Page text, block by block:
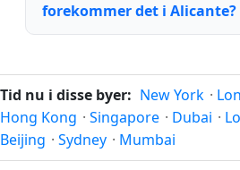
forekommer det i Alicante?
Tid nu i disse byer: New York ·
Hong Kong · Singapore · Dubai ·
Beijing · Sydney · Mumbai